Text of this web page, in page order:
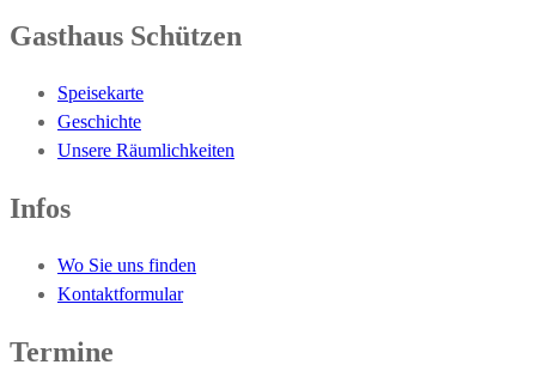
Gasthaus Schützen
Speisekarte
Geschichte
Unsere Räumlichkeiten
Infos
Wo Sie uns finden
Kontaktformular
Termine